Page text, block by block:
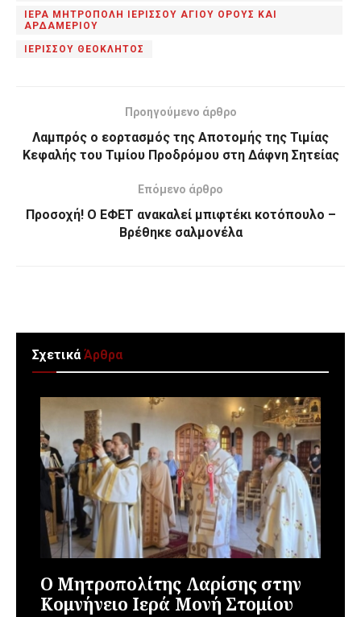
ΙΕΡΑ ΜΗΤΡΟΠΟΛΗ ΙΕΡΙΣΣΟΥ ΑΓΙΟΥ ΟΡΟΥΣ ΚΑΙ
ΑΡΔΑΜΕΡΙΟΥ
ΙΕΡΙΣΣΟΥ ΘΕΟΚΛΗΤΟΣ
Προηγούμενο άρθρο
Λαμπρός ο εορτασμός της Αποτομής της Τιμίας
Κεφαλής του Τιμίου Προδρόμου στη Δάφνη Σητείας
Επόμενο άρθρο
Προσοχή! Ο ΕΦΕΤ ανακαλεί μπιφτέκι κοτόπουλο –
Βρέθηκε σαλμονέλα
ΣχετικάΆρθρα
Ο Μητροπολίτης Λαρίσης στην
Κομνήνειο Ιερά Μονή Στομίου